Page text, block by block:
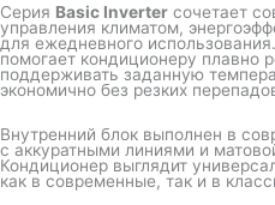
Серия Basic Inverter сочетает
управления климатом,
для ежедневного
помогает кондиционеру плавно
поддерживать заданную
экономично без резких
Внутренний блок выполнен в
с аккуратными линиями и
Кондиционер выглядит
как в современные, так и в